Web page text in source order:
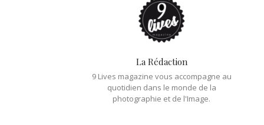
La Rédaction
9 Lives magazine vous accompagne au
quotidien dans le monde de la
photographie et de l'Image.